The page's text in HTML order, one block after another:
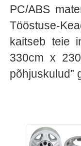
PC/ABS
Tööstuse-
kaitseb teie
330cm x
põhjuskulud”